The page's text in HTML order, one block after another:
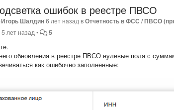
ошибок в реестре ПВСО
Игорь Шалдин6 лет назад вОтчетность в ФСС / ПВСО
5 лет назад • 5
обновления в реестре ПВСО нулевые поля с
как ошибочно заполненные: